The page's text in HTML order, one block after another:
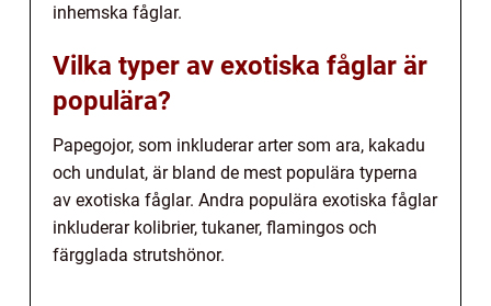
inhemska fåglar.
Vilka typer av exotiska fåglar är
populära?
Papegojor, som inkluderar arter som ara, kakadu
och undulat, är bland de mest populära typerna
av exotiska fåglar. Andra populära exotiska fåglar
inkluderar kolibrier, tukaner, flamingos och
färgglada strutshönor.